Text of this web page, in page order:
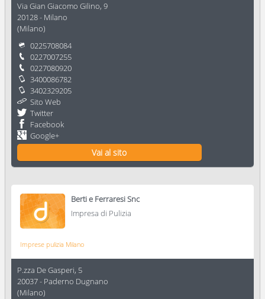
Via Gian Giacomo Gilino, 9
20128- Milano
(Milano)
0225708084
0227007255
0227080920
3400086782
3402329205
Sito Web
Twitter
Facebook
Google+
Vai al sito
Berti e Ferraresi Snc
Impresa di Pulizia
Imprese pulizia Milano
P.zza De Gasperi, 5
20037- Paderno Dugnano
(Milano)